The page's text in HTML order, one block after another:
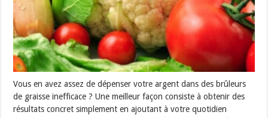
Vous en avez assez de dépenser votre argent dans des brûleurs
de graisse inefficace ? Une meilleur façon consiste à obtenir des
résultats concret simplement en ajoutant à votre quotidien